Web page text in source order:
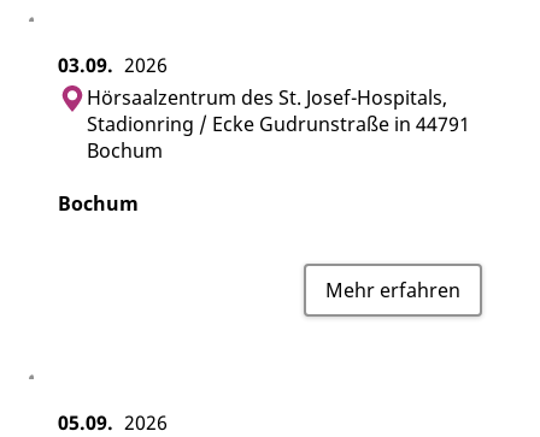
03.09. 2026
Bochum
Hörsaalzentrum des St. Josef-Hospitals,
Stadionring / Ecke Gudrunstraße in 44791
Bochum
Mehr erfahren
05.09. 2026